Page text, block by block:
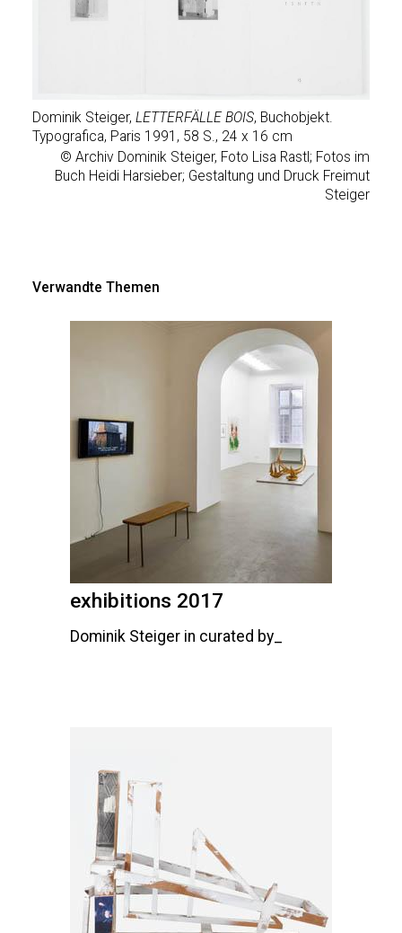
Dominik Steiger, LETTERFÄLLE BOIS, Buchobjekt.
Typografica, Paris 1991, 58 S., 24 x 16 cm
© Archiv Dominik Steiger, Foto Lisa Rastl; Fotos im
Buch Heidi Harsieber; Gestaltung und Druck Freimut
Steiger
Verwandte Themen
exhibitions 2017
Dominik Steiger in curated by_